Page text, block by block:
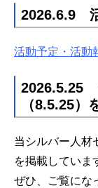
2026.6.9
活動予定・活動
2026.5.25
（8.5.25）
当シルバー人材
を掲載していま
ぜひ、ご覧にな